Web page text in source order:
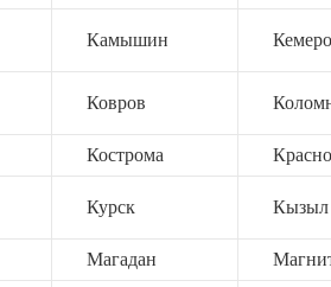
Камышин
Ковров
Кострома
Курск Кызыл
Магадан